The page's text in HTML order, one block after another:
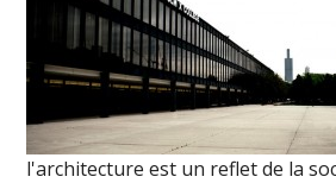
l'architecture est un reflet de la